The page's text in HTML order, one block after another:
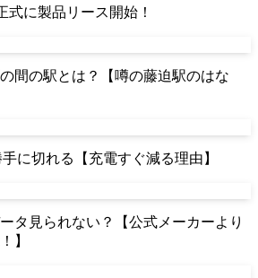
式に製品リース開始！
間の駅とは？【噂の藤迫駅のはな
に切れる【充電すぐ減る理由】
タ見られない？【公式メーカーより
】